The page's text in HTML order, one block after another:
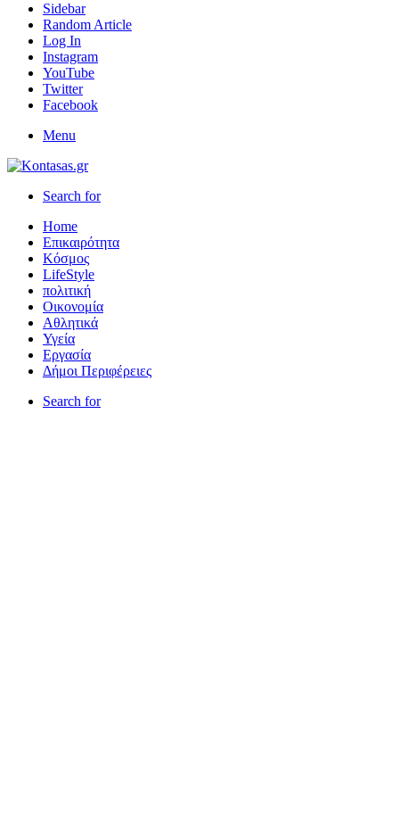
Sidebar
Random Article
Log In
Instagram
YouTube
Twitter
Facebook
Menu
Search for
Home
Επικαιρότητα
Κόσμος
LifeStyle
πολιτική
Οικονομία
Αθλητικά
Υγεία
Εργασία
Δήμοι Περιφέρειες
Search for